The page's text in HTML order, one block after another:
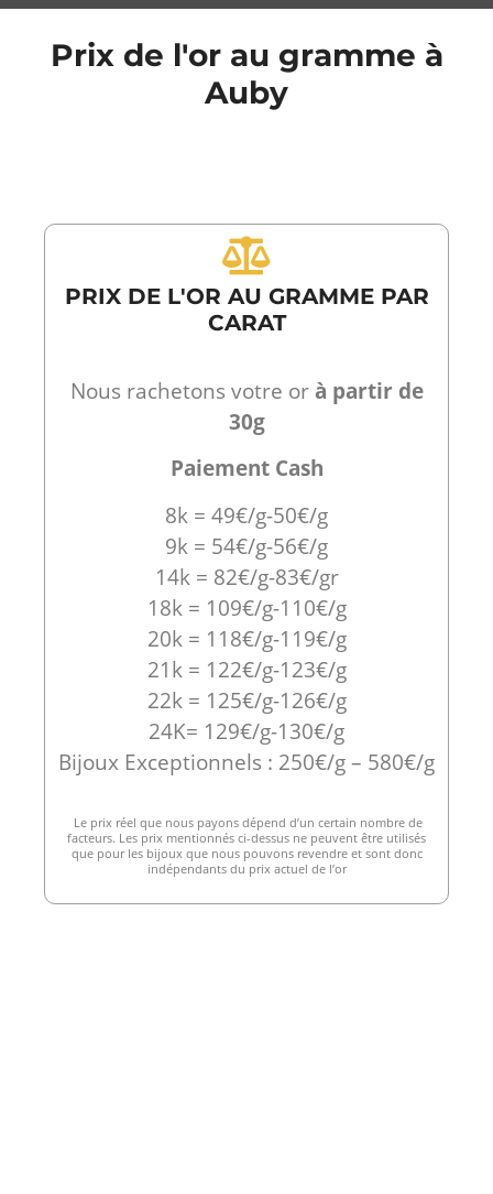
Prix de l'or au gramme à
Auby
PRIX DE L'OR AU GRAMME PAR
CARAT
Nous rachetons votre orà partir de
30g
Paiement Cash
8k = 49€/g-50€/g
9k = 54€/g-56€/g
14k = 82€/g-83€/gr
18k = 109€/g-110€/g
20k = 118€/g-119€/g
21k = 122€/g-123€/g
22k = 125€/g-126€/g
24K= 129€/g-130€/g
Bijoux Exceptionnels : 250€/g – 580€/g
Le prix réel que nous payons dépend d’un certain nombre de
facteurs. Les prix mentionnés ci-dessus ne peuvent être utilisés
que pour les bijoux que nous pouvons revendre et sont donc
indépendants du prix actuel de l’or